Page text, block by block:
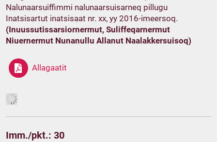
Nalunaarsuiffimmi nalunaarsuisarneq pillugu
Inatsisartut inatsisaat nr. xx, yy 2016-imeersoq.
(Inuussutissarsiornermut, Suliffeqarnermut
Niuernermut Nunanullu Allanut Naalakkersuisoq)
Allagaatit
Imm./pkt.: 30